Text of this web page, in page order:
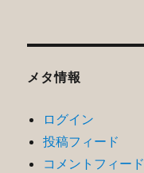
メタ情報
ログイン
投稿フィード
コメントフィード